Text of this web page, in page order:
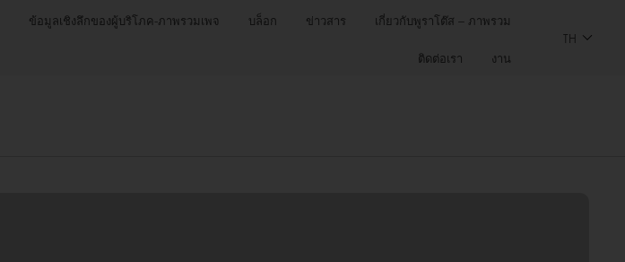
ข้อมูลเชิงลึกของผู้บริโภค-ภาพรวมเพจ บล็อก ข่าวสาร เกี่ยวกับพูราโต๊ส – ภาพรวม
ติดต่อเรา งาน
TH